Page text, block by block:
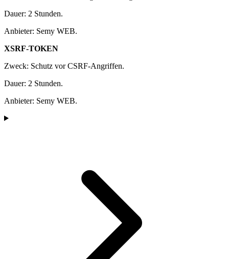
Dauer: 2 Stunden.
Anbieter: Semy WEB.
XSRF-TOKEN
Zweck: Schutz vor CSRF-Angriffen.
Dauer: 2 Stunden.
Anbieter: Semy WEB.